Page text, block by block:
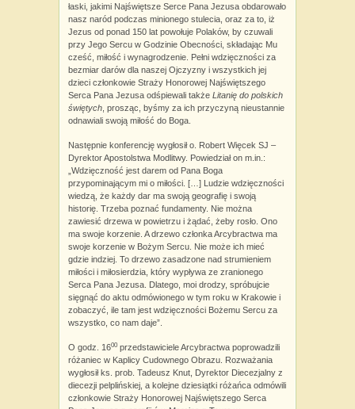
łaski, jakimi Najświętsze Serce Pana Jezusa obdarowało
nasz naród podczas minionego stulecia, oraz za to, iż
Jezus od ponad 150 lat powołuje Polaków, by czuwali
przy Jego Sercu w Godzinie Obecności, składając Mu
cześć, miłość i wynagrodzenie. Pełni wdzięczności za
bezmiar darów dla naszej Ojczyzny i wszystkich jej
dzieci członkowie Straży Honorowej Najświętszego
Serca Pana Jezusa odśpiewali także Litanię do polskich
świętych , prosząc, byśmy za ich przyczyną nieustannie
odnawiali swoją miłość do Boga.
Następnie konferencję wygłosił o. Robert Więcek SJ –
Dyrektor Apostolstwa Modlitwy. Powiedział on m.in.:
„Wdzięczność jest darem od Pana Boga
przypominającym mi o miłości. […] Ludzie wdzięczności
wiedzą, że każdy dar ma swoją geografię i swoją
historię. Trzeba poznać fundamenty. Nie można
zawiesić drzewa w powietrzu i żądać, żeby rosło. Ono
ma swoje korzenie. A drzewo członka Arcybractwa ma
swoje korzenie w Bożym Sercu. Nie może ich mieć
gdzie indziej. To drzewo zasadzone nad strumieniem
miłości i miłosierdzia, który wypływa ze zranionego
Serca Pana Jezusa. Dlatego, moi drodzy, spróbujcie
sięgnąć do aktu odmówionego w tym roku w Krakowie i
zobaczyć, ile tam jest wdzięczności Bożemu Sercu za
wszystko, co nam daje”.
O godz. 1600 przedstawiciele Arcybractwa poprowadzili
różaniec w Kaplicy Cudownego Obrazu. Rozważania
wygłosił ks. prob. Tadeusz Knut, Dyrektor Diecezjalny z
diecezji pelplińskiej, a kolejne dziesiątki różańca odmówili
członkowie Straży Honorowej Najświętszego Serca